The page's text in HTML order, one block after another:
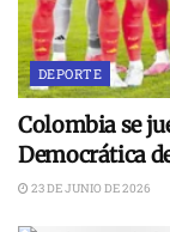
DEPORTE
Colombia se
Democrática
23 DE JUNIO DE 2026